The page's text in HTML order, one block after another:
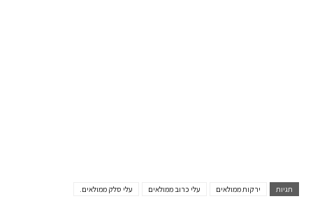
תגיות ירקות ממולאים עלי כרוב ממולאים עלי סלק ממולאים.